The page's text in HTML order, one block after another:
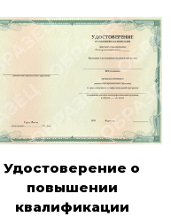
Удостоверение о
повышении
квалификации